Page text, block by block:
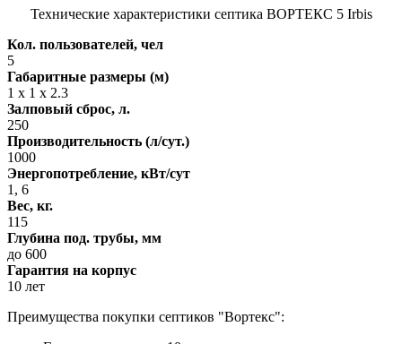
Технические характеристики септика ВОРТЕКС 5 Irbis
Кол. пользователей, чел
5
Габаритные размеры (м)
1 x 1 x 2.3
Залповый сброс, л.
250
Производительность (л/сут.)
1000
Энергопотребление, кВт/сут
1, 6
Вес, кг.
115
Глубина под. трубы, мм
до 600
Гарантия на корпус
10 лет
Преимущества покупки септиков "Вортекс":